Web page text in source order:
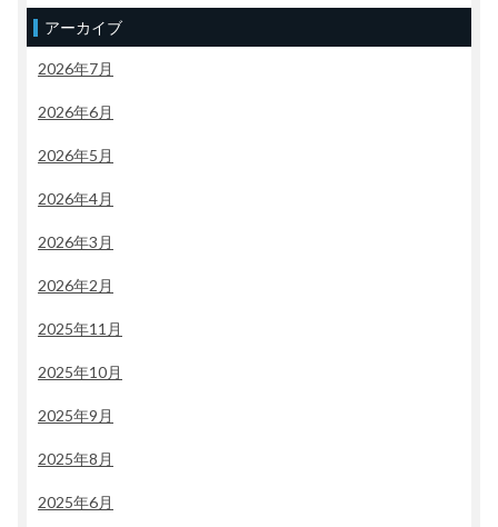
アーカイブ
2026年7月
2026年6月
2026年5月
2026年4月
2026年3月
2026年2月
2025年11月
2025年10月
2025年9月
2025年8月
2025年6月